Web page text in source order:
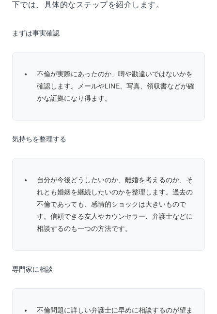
下では、具体的なステップを紹介します。
まずは事実確認
不倫が実際にあったのか、噂や勘違いではないかを
確認します。メールやLINE、写真、領収書などが確
かな証拠になり得ます。
気持ちを整理する
自分が今後どうしたいのか、離婚を考えるのか、そ
れとも婚姻を継続したいのかを整理します。過去の
不倫であっても、感情的ショックは大きいもので
す。信頼できる友人やカウンセラー、弁護士などに
相談するのも一つの方法です。
専門家に相談
不倫問題に詳しい弁護士に早めに相談するのが望ま